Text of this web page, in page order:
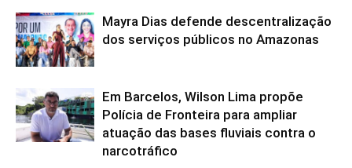
Mayra Dias defende descentralização
dos serviços públicos no Amazonas
Em Barcelos, Wilson Lima propõe
Polícia de Fronteira para ampliar
atuação das bases fluviais contra o
narcotráfico